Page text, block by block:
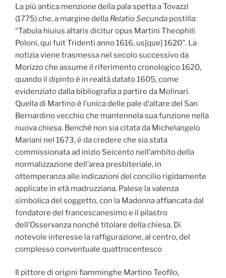
La più antica menzione della pala spetta a Tovazzi
(1775) che, a margine della Relatio Secunda postilla:
“Tabula hiuius altaris dicitur opus Martini Theophili
Poloni, qui fuit Tridenti anno 1616, us[que] 1620”. La
notizia viene trasmessa nel secolo successivo da
Morizzo che assume il riferimento cronologico 1620,
quando il dipinto è in realtà datato 1605, come
evidenziato dalla bibliografia a partire da Molinari.
Quella di Martino è l’unica delle pale d’altare del San
Bernardino vecchio che mantennela sua funzione nella
nuova chiesa. Benché non sia citata da Michelangelo
Mariani nel 1673, è da credere che sia stata
commissionata ad inizio Seicento nell’ambito della
normalizzazione dell’area presbiteriale, in
ottemperanza alle indicazioni del concilio rigidamente
applicate in età madruzziana. Palese la valenza
simbolica del soggetto, con la Madonna affiancata dal
fondatore del francescanesimo e il pilastro
dell’Osservanza nonché titolare della chiesa. Di
notevole interesse la raffigurazione, al centro, del
complesso conventuale quattrocentesco
Il pittore di origini fiamminghe Martino Teofilo,